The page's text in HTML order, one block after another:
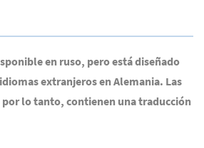
en ruso, pero está diseñado
extranjeros en Alemania. Las
lo tanto, contienen una traducción